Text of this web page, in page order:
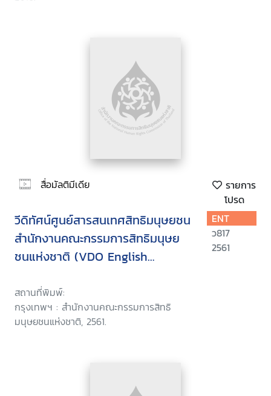
สื่อมัลติมีเดีย
รายการ
โปรด
วีดิทัศน์ศูนย์สารสนเทศสิทธิมนุษยชน
สำนักงานคณะกรรมการสิทธิมนุษย
ชนแห่งชาติ (VDO English
สถานที่พิมพ์:
กรุงเทพฯ : สำนักงานคณะกรรมการสิทธิ
มนุษยชนแห่งชาติ, 2561.
ENT
ว817
2561